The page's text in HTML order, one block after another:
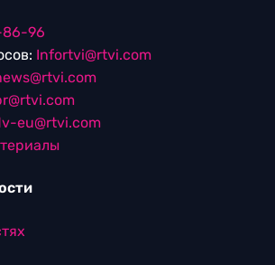
86-96
Infortvi@rtvi.com
eu@rtvi.com